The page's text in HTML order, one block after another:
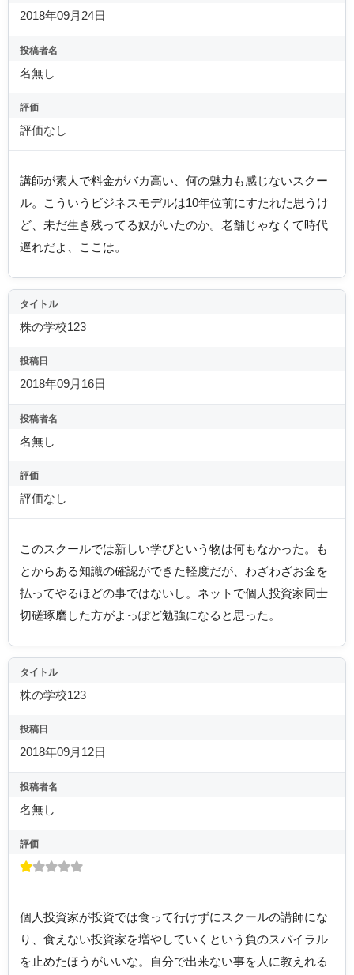
2018年09月24日
投稿者名
名無し
評価
評価なし
講師が素人で料金がバカ高い、何の魅力も感じないスクー
ル。こういうビジネスモデルは10年位前にすたれた思うけ
ど、未だ生き残ってる奴がいたのか。老舗じゃなくて時代
遅れだよ、ここは。
タイトル
株の学校123
投稿日
2018年09月16日
投稿者名
名無し
評価
評価なし
このスクールでは新しい学びという物は何もなかった。も
とからある知識の確認ができた軽度だが、わざわざお金を
払ってやるほどの事ではないし。ネットで個人投資家同士
切磋琢磨した方がよっぽど勉強になると思った。
タイトル
株の学校123
投稿日
2018年09月12日
投稿者名
名無し
評価
個人投資家が投資では食って行けずにスクールの講師にな
り、食えない投資家を増やしていくという負のスパイラル
を止めたほうがいいな。自分で出来ない事を人に教えれる